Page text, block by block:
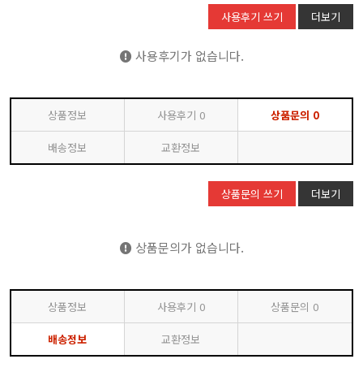
사용후기 쓰기 더보기
사용후기가 없습니다.
상품정보 사용후기 0 상품문의 0
배송정보 교환정보
상품문의 쓰기 더보기
상품문의가 없습니다.
상품정보 사용후기 0 상품문의 0
배송정보 교환정보